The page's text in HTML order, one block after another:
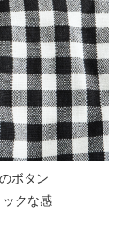
ボタン
クな感